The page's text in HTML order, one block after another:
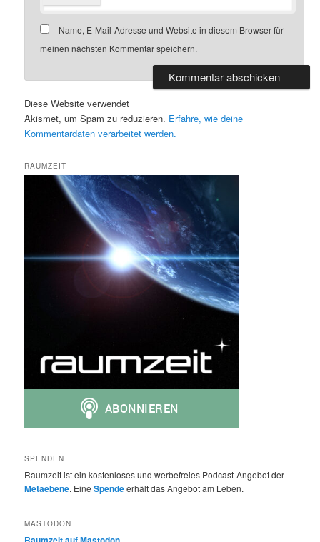
Name, E-Mail-Adresse und Website in diesem Browser für
meinen nächsten Kommentar speichern.
Diese Website verwendet
Akismet, um Spam zu reduzieren. Erfahre, wie deine
Kommentardaten verarbeitet werden.
RAUMZEIT
SPENDEN
Raumzeit ist ein kostenloses und werbefreies Podcast-Angebot der
Metaebene. EineSpendeerhält das Angebot am Leben.
MASTODON